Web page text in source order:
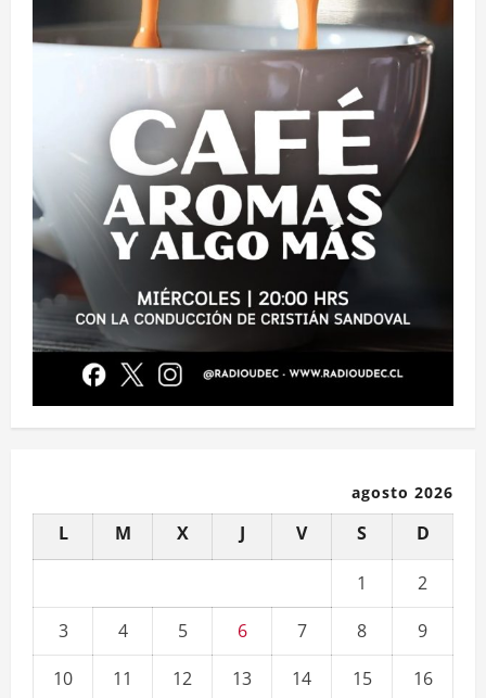
agosto 2026
L M X J V S D
1
2
3
4 5 6 7 8
9
10
11 12 13 14 15
16